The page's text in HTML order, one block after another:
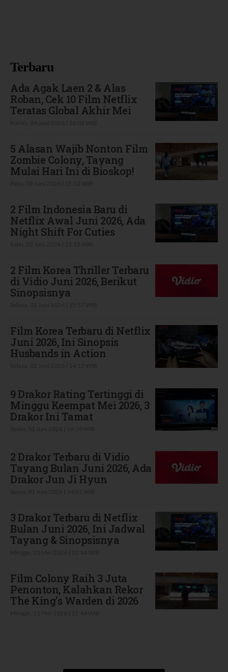
Terbaru
Ada Agak Laen 2 & Alas
Roban, Cek 10 Film Netflix
Teratas Global Akhir Mei
5 Alasan Wajib Nonton Film
Zombie Colony, Tayang
Mulai Hari Ini di Bioskop!
2 Film Indonesia Baru di
Netflix Awal Juni 2026, Ada
Night Shift For Cuties
2 Film Korea Thriller Terbaru
di Vidio Juni 2026, Berikut
Sinopsisnya
Film Korea Terbaru di Netflix
Juni 2026, Ini Sinopsis
Husbands in Action
9 Drakor Rating Tertinggi di
Minggu Keempat Mei 2026, 3
Drakor Ini Tamat
2 Drakor Terbaru di Vidio
Tayang Bulan Juni 2026, Ada
Drakor Jun Ji Hyun
3 Drakor Terbaru di Netflix
Bulan Juni 2026, Ini Jadwal
Tayang & Sinopsisnya
Film Colony Raih 3 Juta
Penonton, Kalahkan Rekor
The King's Warden di 2026